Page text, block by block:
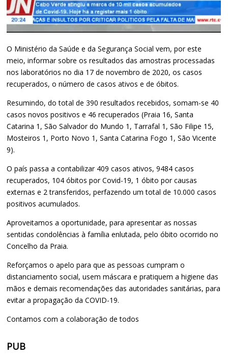
O Ministério da Saúde e da Segurança Social vem, por este
meio, informar sobre os resultados das amostras processadas
nos laboratórios no dia 17 de novembro de 2020, os casos
recuperados, o número de casos ativos e de óbitos.
Resumindo, do total de 390 resultados recebidos, somam-se 40
casos novos positivos e 46 recuperados (Praia 16, Santa
Catarina 1, São Salvador do Mundo 1, Tarrafal 1, São Filipe 15,
Mosteiros 1, Porto Novo 1, Santa Catarina Fogo 1, São Vicente
9).
O país passa a contabilizar 409 casos ativos, 9484 casos
recuperados, 104 óbitos por Covid-19, 1 óbito por causas
externas e 2 transferidos, perfazendo um total de 10.000 casos
positivos acumulados.
Aproveitamos a oportunidade, para apresentar as nossas
sentidas condolências à família enlutada, pelo óbito ocorrido no
Concelho da Praia.
Reforçamos o apelo para que as pessoas cumpram o
distanciamento social, usem máscara e pratiquem a higiene das
mãos e demais recomendações das autoridades sanitárias, para
evitar a propagação da COVID-19.
Contamos com a colaboração de todos
PUB